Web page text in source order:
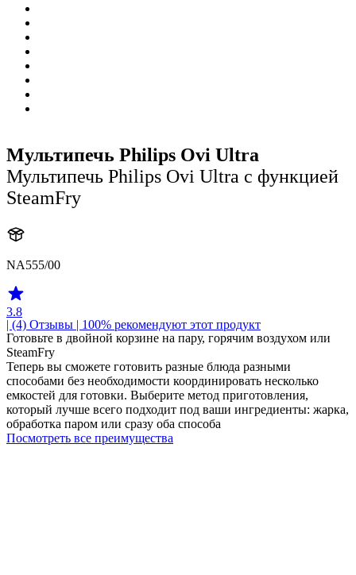
Мультипечь Philips Ovi Ultra
Мультипечь Philips Ovi Ultra с функцией
SteamFry
NA555/00
3.8
| (4) Отзывы | 100% рекомендуют этот продукт
Готовьте в двойной корзине на пару, горячим воздухом или
SteamFry
Теперь вы сможете готовить разные блюда разными
способами без необходимости координировать несколько
емкостей для готовки. Выберите метод приготовления,
который лучше всего подходит под ваши ингредиенты: жарка,
обработка паром или сразу оба способа
Посмотреть все преимущества